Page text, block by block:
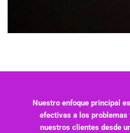
Nuestro enfoque principal
efectivas a los problemas
nuestros clientes desde